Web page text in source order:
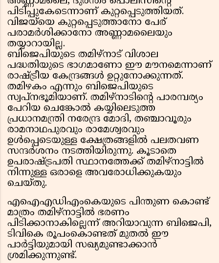
പിടിപ്പുകേടെന്നാണ് കുറ്റപ്പെടുത്തിയത്.
വിജയ്‌യെ കുറ്റപ്പെടുത്താനോ പേര്
പരാമർശിക്കാനോ അണ്ണാമലൈയും
തയ്യാറായില്ല.
ബിജെപിയുടെ തമിഴ്‌നാട് വിശാല
പദ്ധതിയുടെ ഭാഗമാണോ ഈ മൗനമെന്നാണ്
രാഷ്ട്രീയ കേന്ദ്രങ്ങൾ ഉറ്റുനോക്കുന്നത്.
തമിഴകം എന്നും ബിജെപിയുടെ
സ്വപ്നഭൂമിയാണ്. തമിഴ്‌നാടിന്റെ പാരമ്പര്യം
പേറിയ ചെങ്കോൽ കയ്യിലെടുത്ത
പ്രധാനമന്ത്രി നരേന്ദ്ര മോദി, തഞ്ചാവൂരും
രാമനാഥപുരവും രാമേശ്വരവും
ഉൾപ്പെടെയുള്ള ക്ഷേത്രങ്ങളിൽ പലതവണ
സന്ദർശനം നടത്തിയിരുന്നു. കൂടാതെ
ഉപരാഷ്ട്രപതി സ്ഥാനത്തേക്ക് തമിഴ്‌നാട്ടിൽ
നിന്നുള്ള ഒരാളെ അവരോധിക്കുകയും
ചെയ്തു.
എഐഎഡിഎംകെയുടെ പിന്തുണ കൊണ്ട്
മാത്രം തമിഴ്‌നാട്ടിൽ ഭരണം
പിടിക്കാനാകില്ലെന്ന് അറിയാവുന്ന ബിജെപി,
ടിവികെ രൂപംകൊണ്ടത് മുതൽ ഈ
പാർട്ടിയുമായി സഖ്യമുണ്ടാക്കാൻ
ശ്രമിക്കുന്നുണ്ട്.